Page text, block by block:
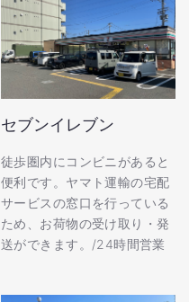
セブンイレブン
徒歩圏内にコンビニがあると
便利です。ヤマト運輸の宅配
サービスの窓口を行っている
ため、お荷物の受け取り・発
送ができます。/24時間営業